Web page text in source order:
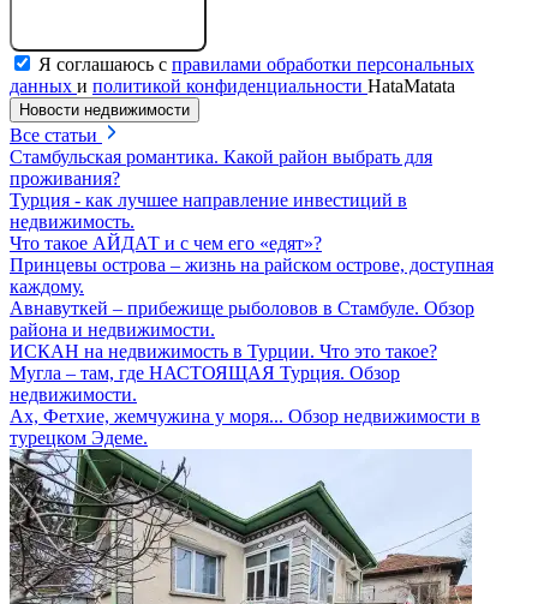
Я соглашаюсь с правилами обработки персональных
данных и политикой конфиденциальности HataMatata
Новости недвижимости
Все статьи
Стамбульская романтика. Какой район выбрать для
проживания?
Турция - как лучшее направление инвестиций в
недвижимость.
Что такое АЙДАТ и с чем его «едят»?
Принцевы острова – жизнь на райском острове, доступная
каждому.
Авнавуткей – прибежище рыболовов в Стамбуле. Обзор
района и недвижимости.
ИСКАН на недвижимость в Турции. Что это такое?
Мугла – там, где НАСТОЯЩАЯ Турция. Обзор
недвижимости.
Ах, Фетхие, жемчужина у моря... Обзор недвижимости в
турецком Эдеме.